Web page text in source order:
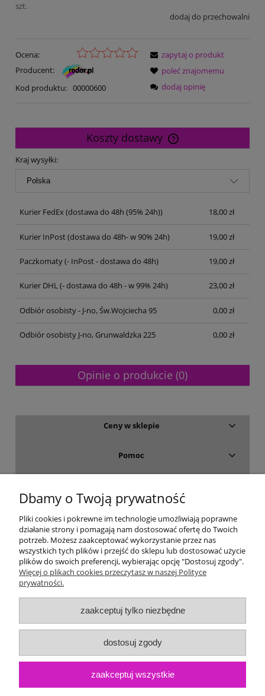
szt.
dodaj do przechowalni
Ocena:
Producent:
Kod produktu: 00000600
zapytaj o produkt
poleć znajomemu
dodaj opinię
Koszty dostawy
Cena nie zawiera ewentualnych kosztów płatności
Kraj wysyłki:
Kurier FedEx(dostawa do 48h (95% 24h)) 18,00 zł
Kurier InPost(dostawa do 48h- w 90% 24h) 19,00 zł
Paczkomaty(- InPost - dostawa do 48h) 19,00 zł
Kurier DHL(- dostawa do 48h - w 99% 24h) 23,00 zł
Odbiór osobisty - J-no, Św.Wojciecha 95 0,00 zł
Odbiór osobisty J-no, Grunwaldzka 225 0,00 zł
Opinie o produkcie (0)
Ceny w sklepie
Pomoc
Moje konto
Gwarancja i zwroty
O firmie
Dbamy o Twoją prywatność
Pliki cookies i pokrewne im technologie umożliwiają poprawne
działanie strony i pomagają nam dostosować ofertę do Twoich
potrzeb. Możesz zaakceptować wykorzystanie przez nas
wszystkich tych plików i przejść do sklepu lub dostosować użycie
plików do swoich preferencji, wybierając opcję "Dostosuj zgody".
Więcej o plikach cookies przeczytasz w naszej Polityce
prywatności.
zaakceptuj tylko niezbędne
dostosuj zgody
zaakceptuj wszystkie